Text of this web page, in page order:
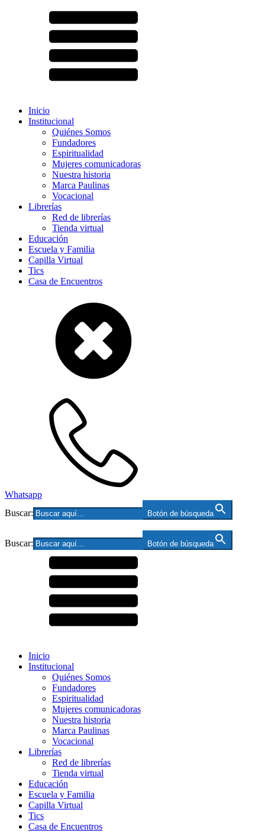
Inicio
Institucional
Quiénes Somos
Fundadores
Espiritualidad
Mujeres comunicadoras
Nuestra historia
Marca Paulinas
Vocacional
Librerías
Red de librerías
Tienda virtual
Educación
Escuela y Familia
Capilla Virtual
Tics
Casa de Encuentros
Whatsapp
Buscar:
Botón de búsqueda
Buscar: Botón de búsqueda
Inicio
Institucional
Quiénes Somos
Fundadores
Espiritualidad
Mujeres comunicadoras
Nuestra historia
Marca Paulinas
Vocacional
Librerías
Red de librerías
Tienda virtual
Educación
Escuela y Familia
Capilla Virtual
Tics
Casa de Encuentros